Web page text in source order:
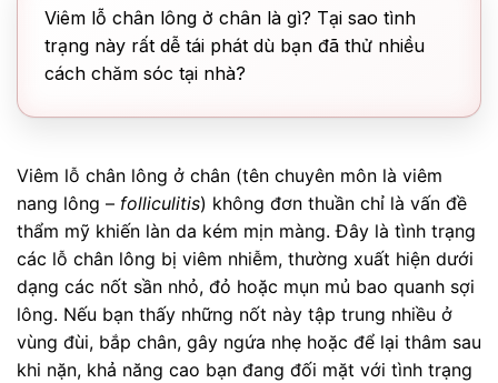
Viêm lỗ chân lông ở chân là gì? Tại sao tình
trạng này rất dễ tái phát dù bạn đã thử nhiều
cách chăm sóc tại nhà?
Viêm lỗ chân lông ở chân (tên chuyên môn là viêm
nang lông – folliculitis) không đơn thuần chỉ là vấn đề
thẩm mỹ khiến làn da kém mịn màng. Đây là tình trạng
các lỗ chân lông bị viêm nhiễm, thường xuất hiện dưới
dạng các nốt sần nhỏ, đỏ hoặc mụn mủ bao quanh sợi
lông. Nếu bạn thấy những nốt này tập trung nhiều ở
vùng đùi, bắp chân, gây ngứa nhẹ hoặc để lại thâm sau
khi nặn, khả năng cao bạn đang đối mặt với tình trạng